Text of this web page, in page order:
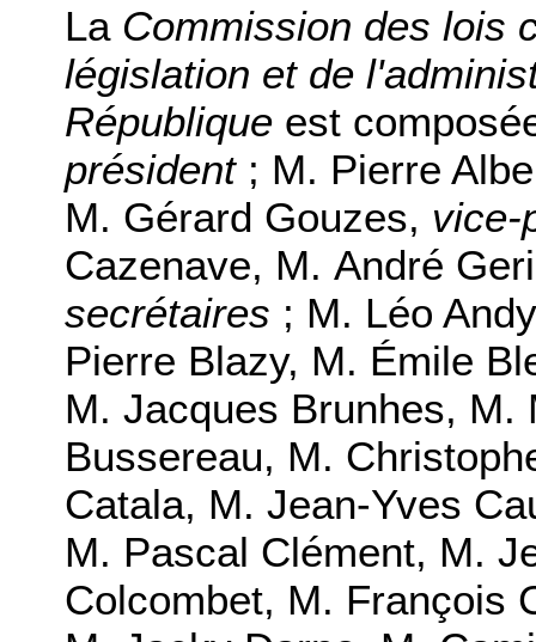
La Commission des lois
législation et de
République est
président; M. Pierre
M. Gérard Gouzes, vice-
Cazenave, M. André
secrétaires ; M. Léo
Pierre Blazy, M. Émile
M. Jacques Brunhes, M.
Bussereau, M.
Catala, M. Jean-Yves
M. Pascal Clément, M.
Colcombet, M. François